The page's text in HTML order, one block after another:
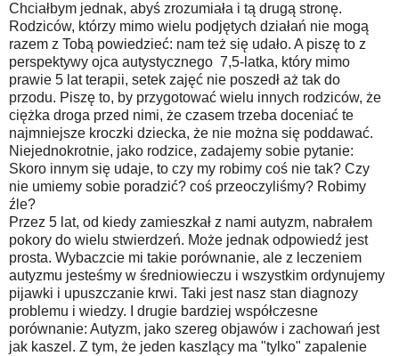
Chciałbym jednak, abyś zrozumiała i tą drugą stronę.
Rodziców, którzy mimo wielu podjętych działań nie mogą
razem z Tobą powiedzieć: nam też się udało. A piszę to z
perspektywy ojca autystycznego 7,5-latka, który mimo
prawie 5 lat terapii, setek zajęć nie poszedł aż tak do
przodu. Piszę to, by przygotować wielu innych rodziców, że
ciężka droga przed nimi, że czasem trzeba doceniać te
najmniejsze kroczki dziecka, że nie można się poddawać.
Niejednokrotnie, jako rodzice, zadajemy sobie pytanie:
Skoro innym się udaje, to czy my robimy coś nie tak? Czy
nie umiemy sobie poradzić? coś przeoczyliśmy? Robimy
źle?
Przez 5 lat, od kiedy zamieszkał z nami autyzm, nabrałem
pokory do wielu stwierdzeń. Może jednak odpowiedź jest
prosta. Wybaczcie mi takie porównanie, ale z leczeniem
autyzmu jesteśmy w średniowieczu i wszystkim ordynujemy
pijawki i upuszczanie krwi. Taki jest nasz stan diagnozy
problemu i wiedzy. I drugie bardziej współczesne
porównanie: Autyzm, jako szereg objawów i zachowań jest
jak kaszel. Z tym, że jeden kaszlący ma "tylko" zapalenie